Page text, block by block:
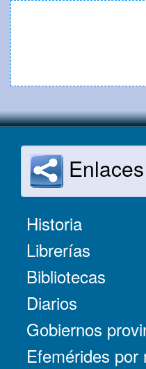
Enlaces
Historia
Librerías
Bibliotecas
Diarios
Gobiernos
Efemérides por